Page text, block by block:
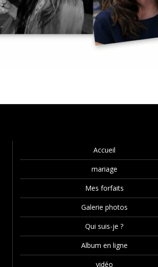
Accueil
mariage
Mes forfaits
Galerie photos
Qui suis-je ?
Album en ligne
vidéo